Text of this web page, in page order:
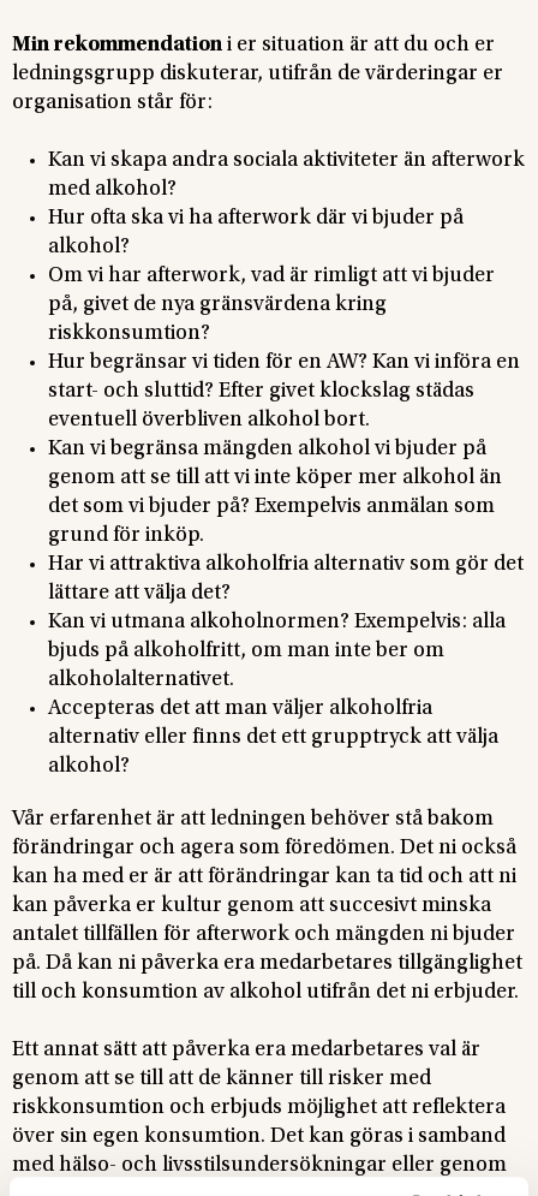
Min rekommendation i er situation är att du och er
ledningsgrupp diskuterar, utifrån de värderingar er
organisation står för:
Kan vi skapa andra sociala aktiviteter än afterwork
med alkohol?
Hur ofta ska vi ha afterwork där vi bjuder på
alkohol?
Om vi har afterwork, vad är rimligt att vi bjuder
på, givet de nya gränsvärdena kring
riskkonsumtion?
Hur begränsar vi tiden för en AW? Kan vi införa en
start- och sluttid? Efter givet klockslag städas
eventuell överbliven alkohol bort.
Kan vi begränsa mängden alkohol vi bjuder på
genom att se till att vi inte köper mer alkohol än
det som vi bjuder på? Exempelvis anmälan som
grund för inköp.
Har vi attraktiva alkoholfria alternativ som gör det
lättare att välja det?
Kan vi utmana alkoholnormen? Exempelvis: alla
bjuds på alkoholfritt, om man inte ber om
alkoholalternativet.
Accepteras det att man väljer alkoholfria
alternativ eller finns det ett grupptryck att välja
alkohol?
Vår erfarenhet är att ledningen behöver stå bakom
förändringar och agera som föredömen. Det ni också
kan ha med er är att förändringar kan ta tid och att ni
kan påverka er kultur genom att succesivt minska
antalet tillfällen för afterwork och mängden ni bjuder
på. Då kan ni påverka era medarbetares tillgänglighet
till och konsumtion av alkohol utifrån det ni erbjuder.
Ett annat sätt att påverka era medarbetares val är
genom att se till att de känner till risker med
riskkonsumtion och erbjuds möjlighet att reflektera
över sin egen konsumtion. Det kan göras i samband
med hälso- och livsstilsundersökningar eller genom